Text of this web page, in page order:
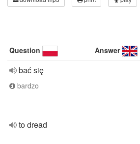
Question Answer
bać się
bardzo
to dread